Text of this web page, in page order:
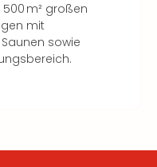
m² großen
mit
sowie